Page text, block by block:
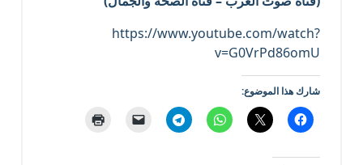
https://www.youtube.com/watch?
v=G0VrPd86omU
شارك هذا الموضوع: